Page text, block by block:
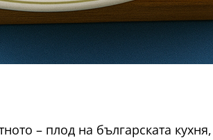
– плод на българската